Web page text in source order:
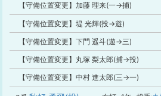
【守備位置変更】加藤 理来(一→捕)
【守備位置変更】堤 光輝(投→遊)
【守備位置変更】下門 遥斗(遊→三)
【守備位置変更】丸塚 梨太郎(捕→投)
【守備位置変更】中村 進太郎(三→一)